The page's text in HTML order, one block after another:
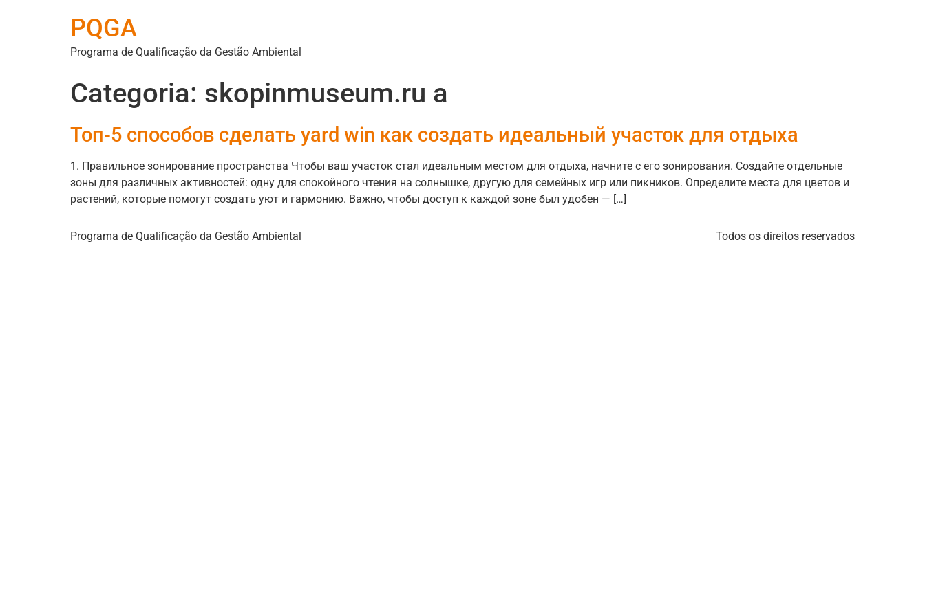
PQGA
Programa de Qualificação da Gestão Ambiental
Categoria: skopinmuseum.ru a
Топ-5 способов сделать yard win как создать идеальный участок для отдыха
1. Правильное зонирование пространства Чтобы ваш участок стал идеальным местом для отдыха, начните с его зонирования. Создайте отдельные
зоны для различных активностей: одну для спокойного чтения на солнышке, другую для семейных игр или пикников. Определите места для цветов и
растений, которые помогут создать уют и гармонию. Важно, чтобы доступ к каждой зоне был удобен — […]
Programa de Qualificação da Gestão Ambiental Todos os direitos reservados